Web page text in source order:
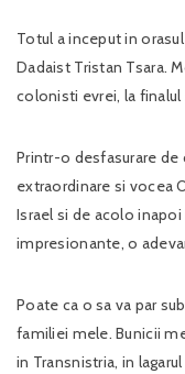
Totul a inceput in
Dadaist Tristan Tsara.
colonisti evrei, la finalul
Printr-o desfasurare de
extraordinare si vocea
Israel si de acolo
impresionante, o
Poate ca o sa va par
familiei mele. Bunicii
in Transnistria, in